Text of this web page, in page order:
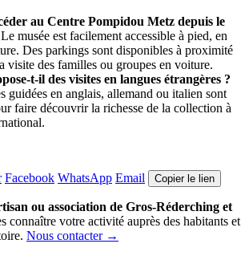
au Centre Pompidou Metz depuis le
Le musée est facilement accessible à pied, en
Des parkings sont disponibles à proximité
visite des familles ou groupes en voiture.
t-il des visites en langues étrangères ?
guidées en anglais, allemand ou italien sont
faire découvrir la richesse de la collection à
Facebook WhatsApp Email Copier le lien
ou association de Gros-Réderching et
connaître votre activité auprès des habitants et
Nous contacter →